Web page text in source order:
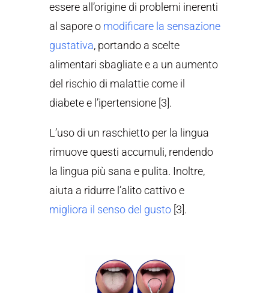
essere all’origine di problemi inerenti
al sapore o modificare la sensazione
gustativa, portando a scelte
alimentari sbagliate e a un aumento
del rischio di malattie come il
diabete e l’ipertensione [3].
L’uso di un raschietto per la lingua
rimuove questi accumuli, rendendo
la lingua più sana e pulita. Inoltre,
aiuta a ridurre l’alito cattivo e
migliora il senso del gusto[3].